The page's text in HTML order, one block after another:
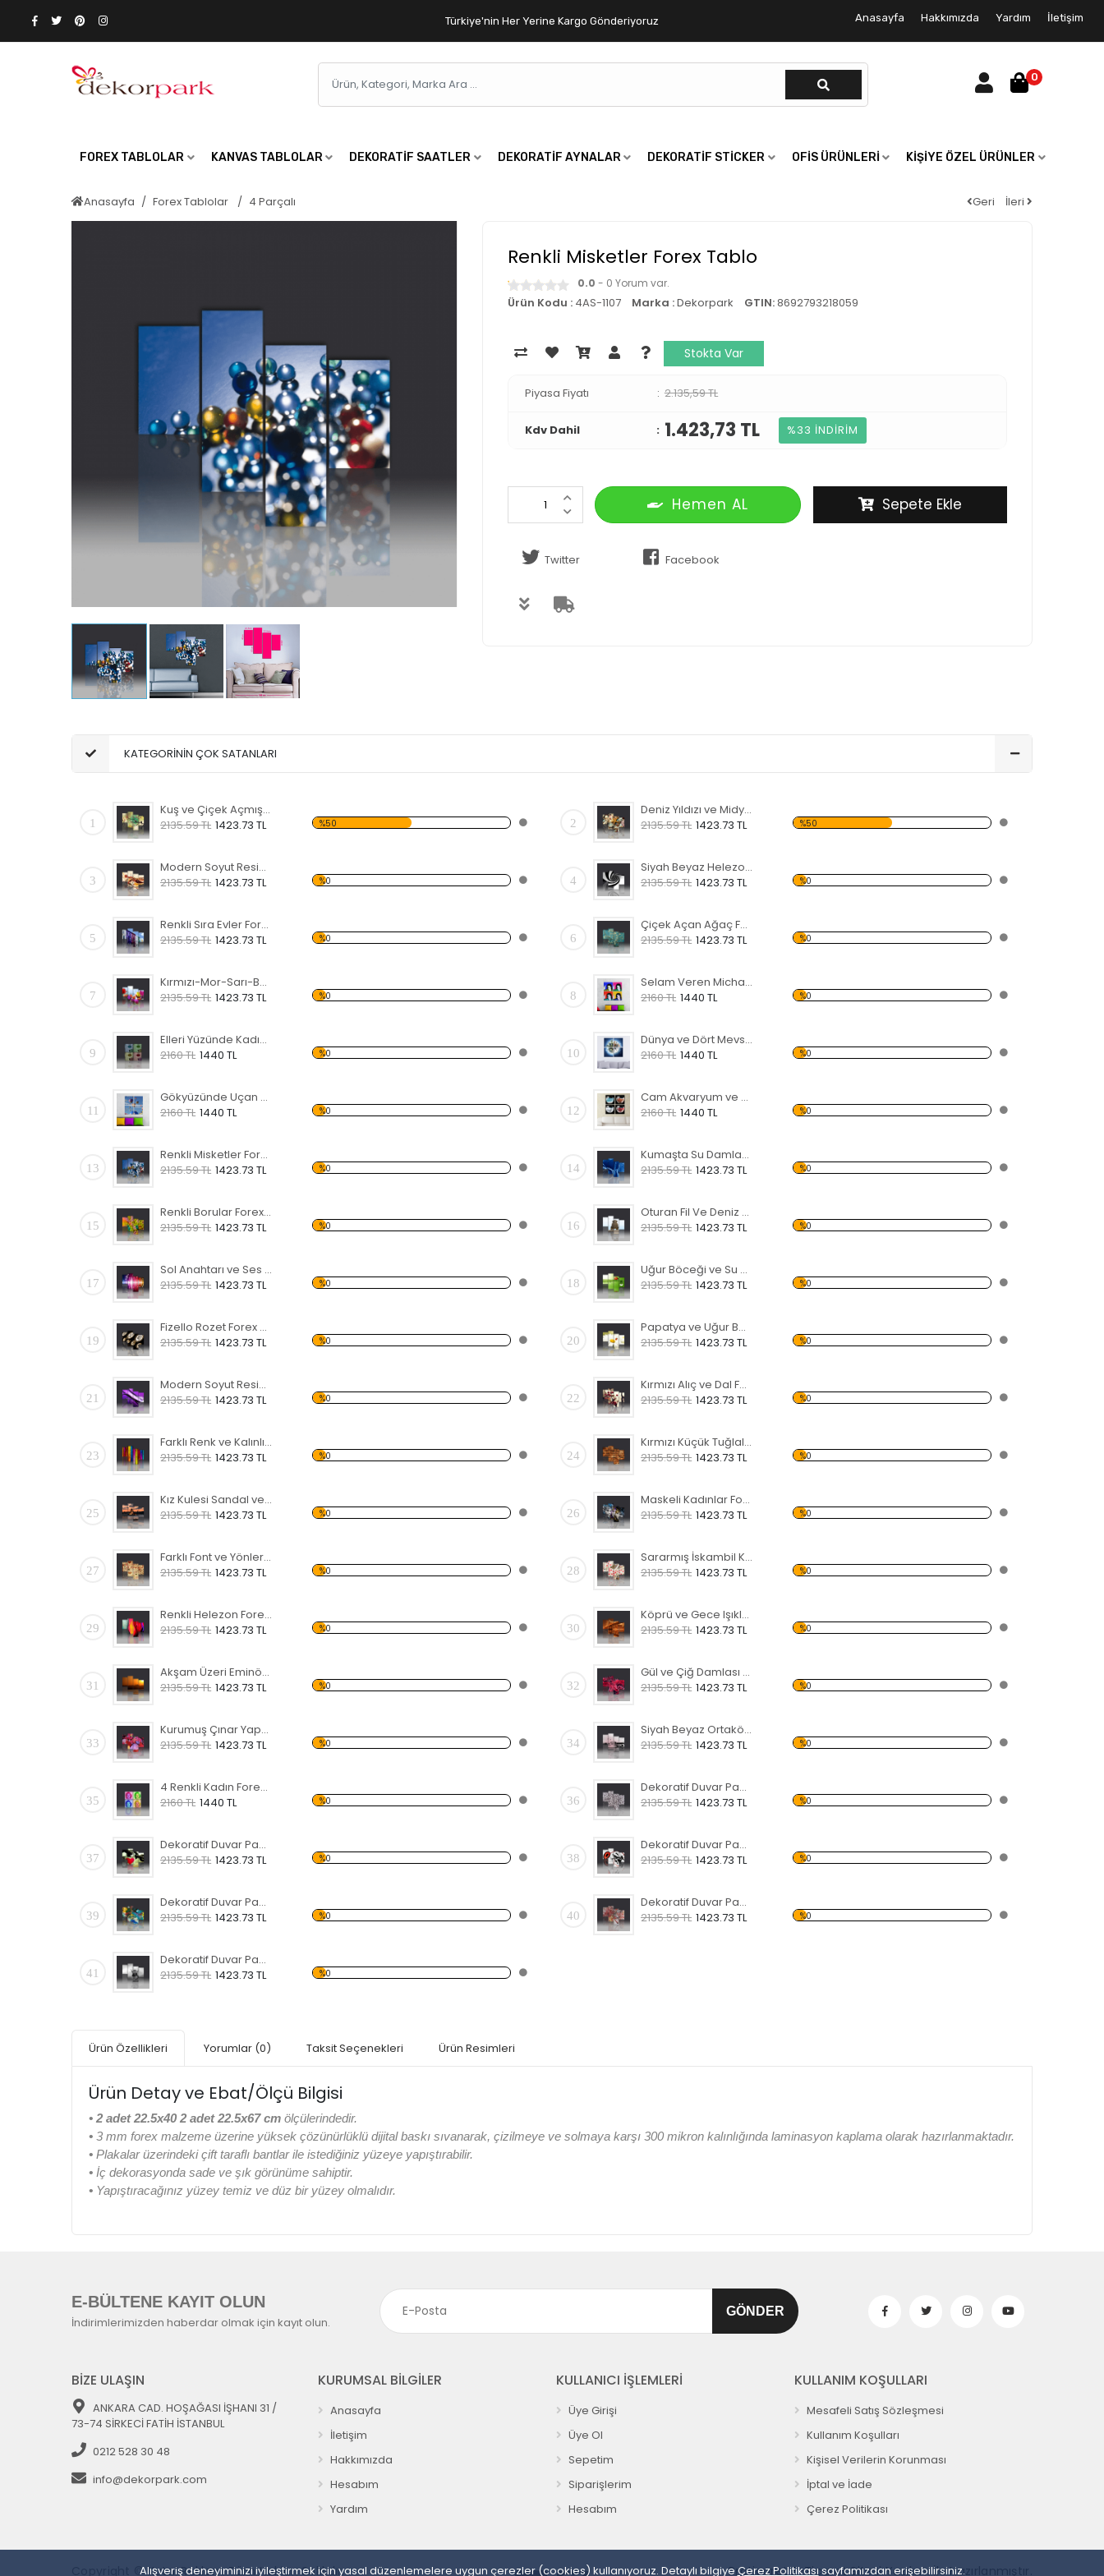
Türkiye'nin Her Yerine Kargo Gönderiyoruz Anasayfa Hakkımızda Yardım İletişim
0
FOREX TABLOLAR KANVAS TABLOLAR DEKORATIF SAATLER DEKORATIF AYNALAR DEKORATIF STICKER OFIS ÜRÜNLERI KIŞIYE ÖZEL ÜRÜNLER
Anasayfa Forex Tablolar 4 Parçalı Geri İleri
Renkli Misketler Forex Tablo
0.0 - 0 Yorum var.
Ürün Kodu : 4AS-1107 Marka :Dekorpark GTIN:8692793218059
Stokta Var
Piyasa Fiyatı 2.135,59 TL
Kdv Dahil 1.423,73 TL %33 İNDİRİM
Hemen AL Sepete Ekle
Twitter Facebook
KATEGORİNİN ÇOK SATANLARI
1
Kuş ve Çiçek Açmış Ağaç Forex Tablo
2135.59 TL 1423.73 TL %50 2
Deniz Yıldızı ve Midye Kabukları Forex Tablo
2135.59 TL 1423.73 TL %50
3
Modern Soyut Resim 6 Forex Tablo
2135.59 TL 1423.73 TL %0 4
Siyah Beyaz Helezon Forex Tablo
2135.59 TL 1423.73 TL %0
5
Renkli Sıra Evler Forex Tablo
2135.59 TL 1423.73 TL %0 6
Çiçek Açan Ağaç Forex Tablo
2135.59 TL 1423.73 TL %0
7
Kırmızı-Mor-Sarı-Beyaz Laleler Forex Tablo
2135.59 TL 1423.73 TL %0 8
Selam Veren Michael Jackson Forex Tablo
2160 TL 1440 TL %0
9
Elleri Yüzünde Kadın Forex Tablo
2160 TL 1440 TL %0 10
Dünya ve Dört Mevsim Forex Tablo
2160 TL 1440 TL %0
11
Gökyüzünde Uçan Balonlar Forex Tablo
2160 TL 1440 TL %0 12
Cam Akvaryum ve 4 Mevsim Forex Tablo
2160 TL 1440 TL %0
13
Renkli Misketler Forex Tablo
2135.59 TL 1423.73 TL %0 14
Kumaşta Su Damlası Forex Tablo
2135.59 TL 1423.73 TL %0
15
Renkli Borular Forex Tablo
2135.59 TL 1423.73 TL %0 16
Oturan Fil Ve Deniz Forex Tablo
2135.59 TL 1423.73 TL %0
17
Sol Anahtarı ve Ses Dalgası Forex Tablo
2135.59 TL 1423.73 TL %0 18
Uğur Böceği ve Su Damlası Forex Tablo
2135.59 TL 1423.73 TL %0
19
Fizello Rozet Forex Tablo
2135.59 TL 1423.73 TL %0 20
Papatya ve Uğur Böceği Forex Tablo
2135.59 TL 1423.73 TL %0
21
Modern Soyut Resim Forex Tablo
2135.59 TL 1423.73 TL %0 22
Kırmızı Alıç ve Dal Forex Tablo
2135.59 TL 1423.73 TL %0
23
Farklı Renk ve Kalınlıkta Çubuklar Forex Tablo
2135.59 TL 1423.73 TL %0 24
Kırmızı Küçük Tuğlalar Forex Tablo
2135.59 TL 1423.73 TL %0
25
Kız Kulesi Sandal ve Gün Batımı Forex Tablo
2135.59 TL 1423.73 TL %0 26
Maskeli Kadınlar Forex Tablo
2135.59 TL 1423.73 TL %0
27
Farklı Font ve Yönlerde Love Forex Tablo
2135.59 TL 1423.73 TL %0 28
Sararmış İskambil Kağıtları Forex Tablo
2135.59 TL 1423.73 TL %0
29
Renkli Helezon Forex Tablo
2135.59 TL 1423.73 TL %0 30
Köprü ve Gece Işıkları Forex Tablo
2135.59 TL 1423.73 TL %0
31
Akşam Üzeri Eminönü Forex Tablo
2135.59 TL 1423.73 TL %0 32
Gül ve Çiğ Damlası Forex Tablo
2135.59 TL 1423.73 TL %0
33
Kurumuş Çınar Yaprağı ve Taş Forex Tablo
2135.59 TL 1423.73 TL %0 34
Siyah Beyaz Ortaköy Camii Forex Tablo
2135.59 TL 1423.73 TL %0
35
4 Renkli Kadın Forex Tablo
2160 TL 1440 TL %0 36
Dekoratif Duvar Panosu
2135.59 TL 1423.73 TL %0
37
Dekoratif Duvar Panosu
2135.59 TL 1423.73 TL %0 38
Dekoratif Duvar Panosu
2135.59 TL 1423.73 TL %0
39
Dekoratif Duvar Panosu
2135.59 TL 1423.73 TL %0 40
Dekoratif Duvar Panosu
2135.59 TL 1423.73 TL %0
41
Dekoratif Duvar Panosu
2135.59 TL 1423.73 TL %0
Ürün Özellikleri Yorumlar (0) Taksit Seçenekleri Ürün Resimleri
Ürün Detay ve Ebat/Ölçü Bilgisi
• 2 adet 22.5x40 2 adet 22.5x67 cm ölçülerindedir.
• 3 mm forex malzeme üzerine yüksek çözünürlüklü dijital baskı sıvanarak, çizilmeye ve solmaya karşı 300 mikron kalınlığında laminasyon kaplama olarak hazırlanmaktadır.
• Plakalar üzerindeki çift taraflı bantlar ile istediğiniz yüzeye yapıştırabilir.
• İç dekorasyonda sade ve şık görünüme sahiptir.
• Yapıştıracağınız yüzey temiz ve düz bir yüzey olmalıdır.
Alışveriş deneyiminizi iyileştirmek için yasal düzenlemelere uygun çerezler (cookies) kullanıyoruz. Detaylı bilgiye Çerez Politikasısayfamızdan erişebilirsiniz.
E-BÜLTENE KAYIT OLUN
İndirimlerimizden haberdar olmak için kayıt olun.
BİZE ULAŞIN
ANKARA CAD. HOŞAĞASI İŞHANI 31 /
73-74 SİRKECİ FATİH İSTANBUL
0212 528 30 48
info@dekorpark.com
KURUMSAL BİLGİLER
Anasayfa
İletişim
Hakkımızda
Hesabım
Yardım
KULLANICI İŞLEMLERİ
Üye Girişi
Üye Ol
Sepetim
Siparişlerim
Hesabım
KULLANIM KOŞULLARI
Mesafeli Satış Sözleşmesi
Kullanım Koşulları
Kişisel Verilerin Korunması
İptal ve İade
Çerez Politikası
Copyright © Kutal Reklam Tüm Hakları Saklıdır. Proticaret E-Ticaret Sitesi Yazılımı İle Hazırlanmıştır.